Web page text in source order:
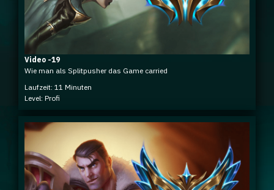
Video -19
Wie man als Splitpusher das Game carried
Laufzeit: 11 Minuten
Level: Profi